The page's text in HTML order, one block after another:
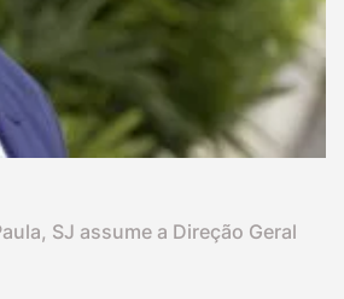
SJ assume a Direção Geral